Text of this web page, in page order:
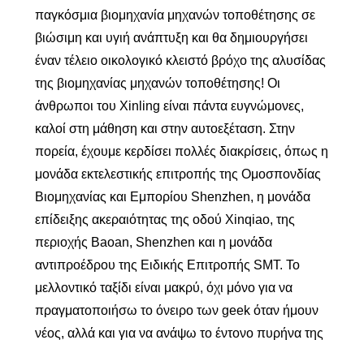
παγκόσμια βιομηχανία μηχανών τοποθέτησης σε
βιώσιμη και υγιή ανάπτυξη και θα δημιουργήσει
έναν τέλειο οικολογικό κλειστό βρόχο της αλυσίδας
της βιομηχανίας μηχανών τοποθέτησης! Οι
άνθρωποι του Xinling είναι πάντα ευγνώμονες,
καλοί στη μάθηση και στην αυτοεξέταση. Στην
πορεία, έχουμε κερδίσει πολλές διακρίσεις, όπως η
μονάδα εκτελεστικής επιτροπής της Ομοσπονδίας
Βιομηχανίας και Εμπορίου Shenzhen, η μονάδα
επίδειξης ακεραιότητας της οδού Xinqiao, της
περιοχής Baoan, Shenzhen και η μονάδα
αντιπροέδρου της Ειδικής Επιτροπής SMT. Το
μελλοντικό ταξίδι είναι μακρύ, όχι μόνο για να
πραγματοποιήσω το όνειρο των geek όταν ήμουν
νέος, αλλά και για να ανάψω το έντονο πυρήνα της